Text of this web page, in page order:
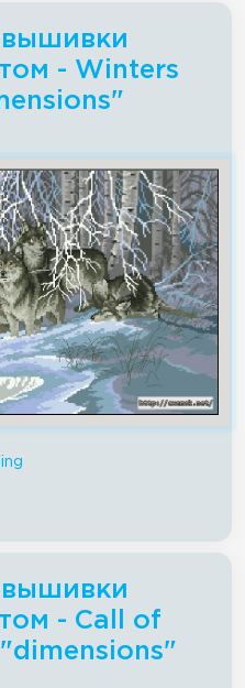
вышивки
- Winters
вышивки
- Call of